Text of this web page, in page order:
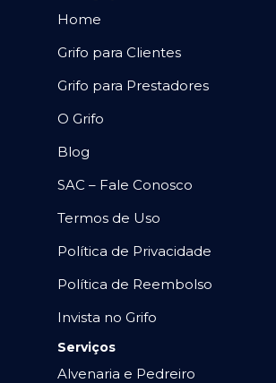
Home
Grifo para Clientes
Grifo para Prestadores
O Grifo
Blog
SAC – Fale Conosco
Termos de Uso
Política de Privacidade
Política de Reembolso
Invista no Grifo
Serviços
Alvenaria e Pedreiro